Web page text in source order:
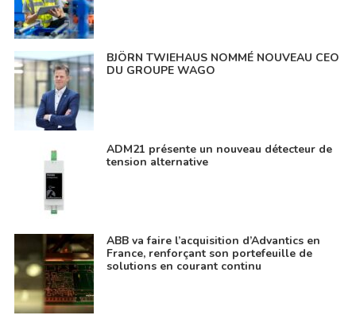
BJÖRN TWIEHAUS NOMMÉ NOUVEAU CEO
DU GROUPE WAGO
ADM21 présente un nouveau détecteur de
tension alternative
ABB va faire l’acquisition d’Advantics en
France, renforçant son portefeuille de
solutions en courant continu